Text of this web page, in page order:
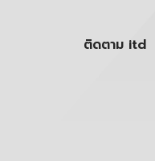
ติดตาม itd